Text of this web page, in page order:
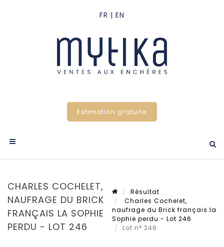
Estimation gratuite
CHARLES COCHELET,
NAUFRAGE DU BRICK
FRANÇAIS LA SOPHIE
PERDU - LOT 246
Résultat
Charles Cochelet,
naufrage du Brick français la
Sophie perdu - Lot 246
Lot n° 246